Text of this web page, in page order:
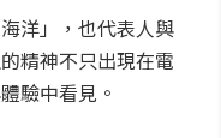
洋」，也代表人與
精神不只出現在電
驗中看見。